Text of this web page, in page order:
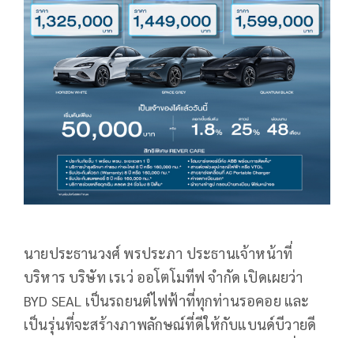
นายประธานวงศ์ พรประภา ประธานเจ้าหน้าที่
บริหาร บริษัท เรเว่ ออโตโมทีฟ จำกัด เปิดเผยว่า
BYD SEAL เป็นรถยนต์ไฟฟ้าที่ทุกท่านรอคอย และ
เป็นรุ่นที่จะสร้างภาพลักษณ์ที่ดีให้กับแบนด์บีวายดี